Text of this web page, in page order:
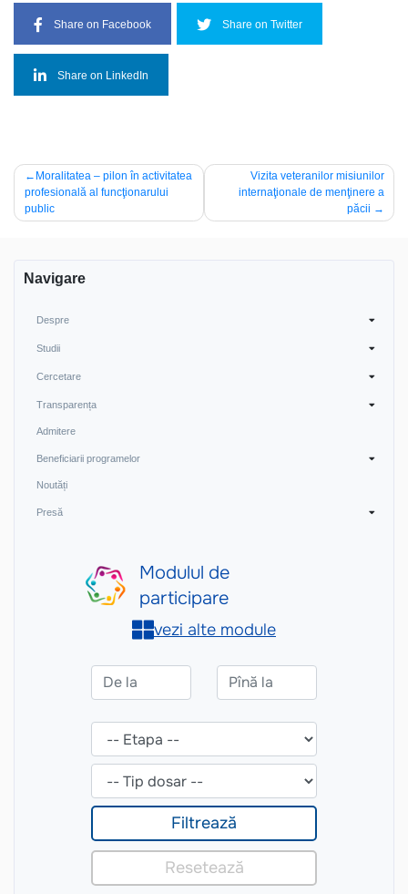
Share on Facebook Share on Twitter
Share on LinkedIn
Navigare
în
articole
Moralitatea – pilon în activitatea
profesională al funcţionarului
public
Vizita veteranilor misiunilor
internaţionale de menţinere a
păcii
Navigare
Despre
Studii
Cercetare
Transparența
Admitere
Beneficiarii programelor
Noutăți
Presă